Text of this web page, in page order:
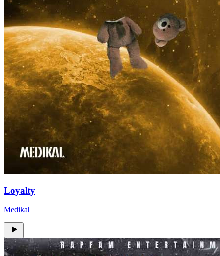
Loyalty
Medikal